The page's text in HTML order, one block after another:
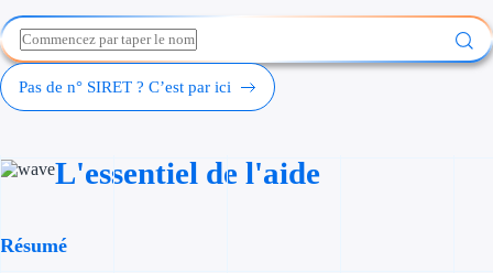
Création
Cession
Pas de n° SIRET ? C’est par ici
L'essentiel de l'aide
Résumé